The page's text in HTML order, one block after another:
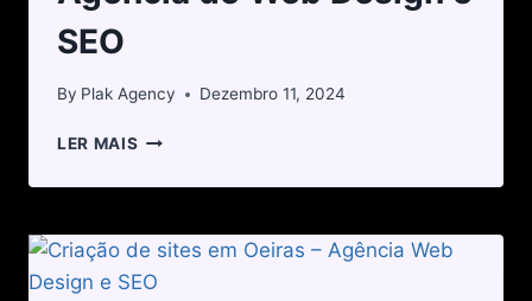
SEO
By Plak Agency Dezembro 11, 2024
LER MAIS